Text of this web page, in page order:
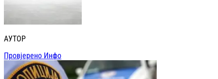
АУТОР
Провјерено Инфо